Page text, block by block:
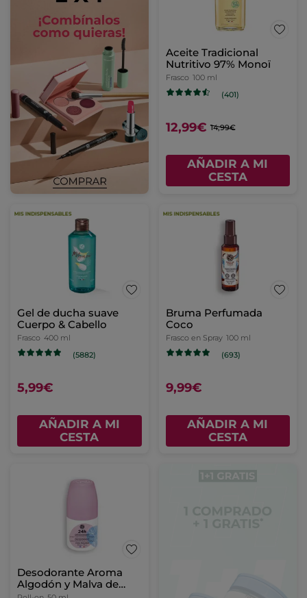
Aceite Tradicional
Nutritivo 97% Monoï
Frasco 100 ml
(401)
12,99€ 14,99€
AÑADIR A MI
CESTA
Gel de ducha suave
Cuerpo & Cabello
Frasco 400 ml
(5882)
5,99€
AÑADIR A MI
CESTA
Bruma Perfumada
Coco
Frasco en Spray 100 ml
(693)
9,99€
AÑADIR A MI
CESTA
Desodorante Aroma
Algodón y Malva de